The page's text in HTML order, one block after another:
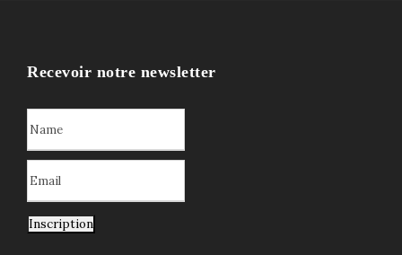
Recevoir notre newsletter
Inscription